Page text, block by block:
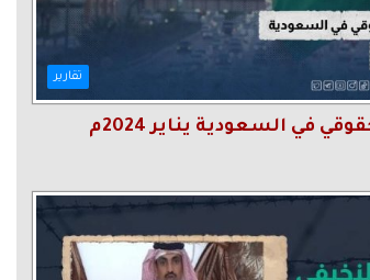
تقارير
في السعودية يناير 2024م